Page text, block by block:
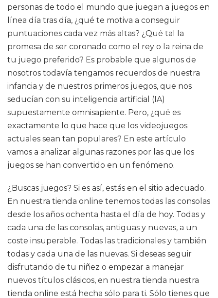
personas de todo el mundo que juegan a juegos en
línea día tras día, ¿qué te motiva a conseguir
puntuaciones cada vez más altas? ¿Qué tal la
promesa de ser coronado como el rey o la reina de
tu juego preferido? Es probable que algunos de
nosotros todavía tengamos recuerdos de nuestra
infancia y de nuestros primeros juegos, que nos
seducían con su inteligencia artificial (IA)
supuestamente omnisapiente. Pero, ¿qué es
exactamente lo que hace que los videojuegos
actuales sean tan populares? En este artículo
vamos a analizar algunas razones por las que los
juegos se han convertido en un fenómeno.
¿Buscas juegos? Si es así, estás en el sitio adecuado.
En nuestra tienda online tenemos todas las consolas
desde los años ochenta hasta el día de hoy. Todas y
cada una de las consolas, antiguas y nuevas, a un
coste insuperable. Todas las tradicionales y también
todas y cada una de las nuevas. Si deseas seguir
disfrutando de tu niñez o empezar a manejar
nuevos títulos clásicos, en nuestra tienda nuestra
tienda online está hecha sólo para ti. Sólo tienes que